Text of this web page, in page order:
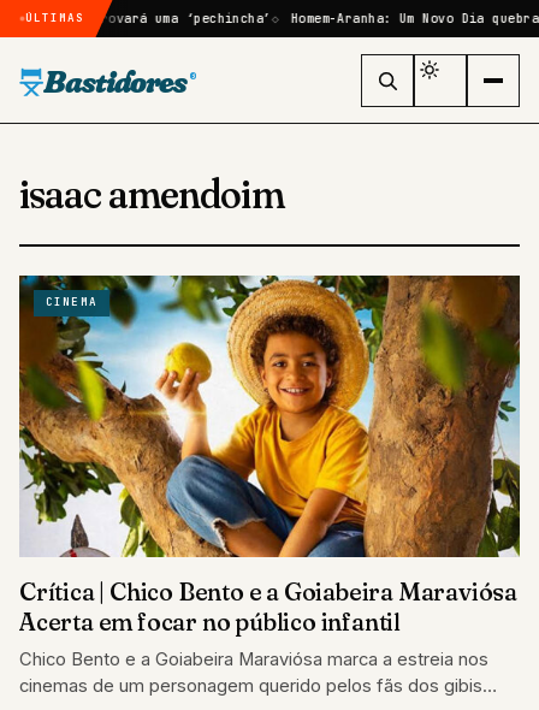
ÚLTIMAS
6 se provará uma ‘pechincha’ Homem-Aranha: Um Novo Dia
Bastidores ®
isaac amendoim
CINEMA
Crítica | Chico Bento e a Goiabeira Maraviósa
Acerta em focar no público infantil
Chico Bento e a Goiabeira Maraviósa marca a estreia nos
cinemas de um personagem querido pelos fãs dos gibis